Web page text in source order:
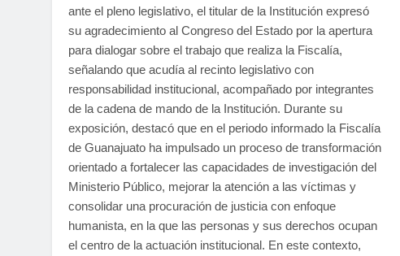
ante el pleno legislativo, el titular de la Institución expresó
su agradecimiento al Congreso del Estado por la apertura
para dialogar sobre el trabajo que realiza la Fiscalía,
señalando que acudía al recinto legislativo con
responsabilidad institucional, acompañado por integrantes
de la cadena de mando de la Institución. Durante su
exposición, destacó que en el periodo informado la Fiscalía
de Guanajuato ha impulsado un proceso de transformación
orientado a fortalecer las capacidades de investigación del
Ministerio Público, mejorar la atención a las víctimas y
consolidar una procuración de justicia con enfoque
humanista, en la que las personas y sus derechos ocupan
el centro de la actuación institucional. En este contexto,